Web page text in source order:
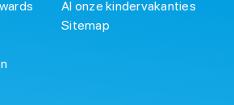
Al onze kindervakanties
Sitemap